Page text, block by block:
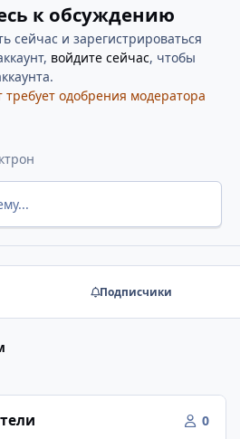
к обсуждению
сейчас и зарегистрироваться
войдите сейчас, чтобы
требует одобрения модератора
Подписчики
0